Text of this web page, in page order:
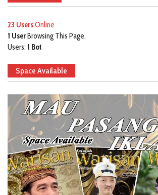
23 UsersOnline
1 UserBrowsing This Page.
Users: 1 Bot
Space Available